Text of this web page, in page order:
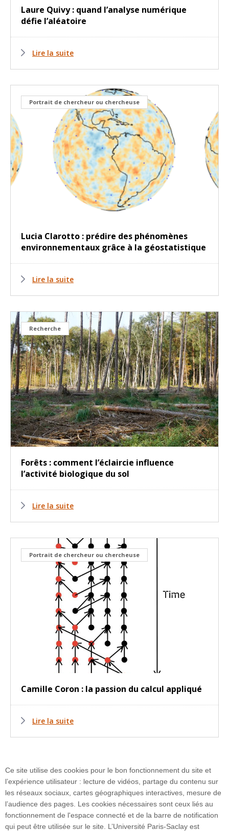
Laure Quivy : quand l’analyse numérique
défie l’aléatoire
Lire la suite
Portrait de chercheur ou chercheuse
Lucia Clarotto : prédire des phénomènes
environnementaux grâce à la géostatistique
Lire la suite
Recherche
Forêts : comment l’éclaircie influence
l’activité biologique du sol
Lire la suite
Portrait de chercheur ou chercheuse
Camille Coron : la passion du calcul appliqué
Lire la suite
Page
précédente
Page
5 ... Page
13
Page
suivante
Ce site utilise des cookies pour le bon fonctionnement du site et
l’expérience utilisateur : lecture de vidéos, partage du contenu sur
les réseaux sociaux, cartes géographiques interactives, mesure de
l’audience des pages. Les cookies nécessaires sont ceux liés au
fonctionnement de l'espace connecté et de la barre de notification
qui peut être utilisée sur le site. L’Université Paris-Saclay est